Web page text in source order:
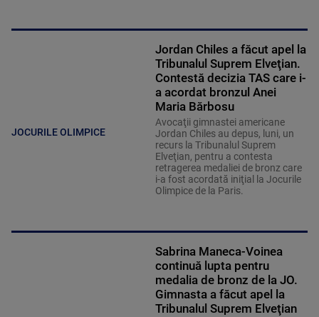
JOCURILE OLIMPICE
Jordan Chiles a făcut apel la
Tribunalul Suprem Elveţian.
Contestă decizia TAS care i-
a acordat bronzul Anei
Maria Bărbosu
Avocaţii gimnastei americane
Jordan Chiles au depus, luni, un
recurs la Tribunalul Suprem
Elveţian, pentru a contesta
retragerea medaliei de bronz care
i-a fost acordată iniţial la Jocurile
Olimpice de la Paris.
Sabrina Maneca-Voinea
continuă lupta pentru
medalia de bronz de la JO.
Gimnasta a făcut apel la
Tribunalul Suprem Elveţian